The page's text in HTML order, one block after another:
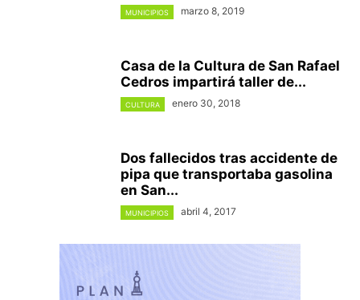
MUNICIPIOS marzo 8, 2019
Casa de la Cultura de San Rafael
Cedros impartirá taller de...
CULTURA enero 30, 2018
Dos fallecidos tras accidente de
pipa que transportaba gasolina
en San...
MUNICIPIOS abril 4, 2017